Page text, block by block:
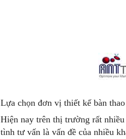
Lựa chọn đơn vị thiết kế bàn
Hiện nay trên thị trường rất
tình tư vấn là vấn đề của nhiều